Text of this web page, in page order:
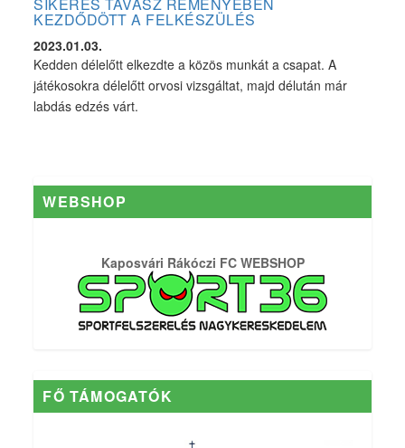
SIKERES TAVASZ REMÉNYÉBEN
KEZDŐDÖTT A FELKÉSZÜLÉS
2023.01.03.
Kedden délelőtt elkezdte a közös munkát a csapat. A
játékosokra délelőtt orvosi vizsgáltat, majd délután már
labdás edzés várt.
WEBSHOP
Kaposvári Rákóczi FC WEBSHOP
FŐ TÁMOGATÓK